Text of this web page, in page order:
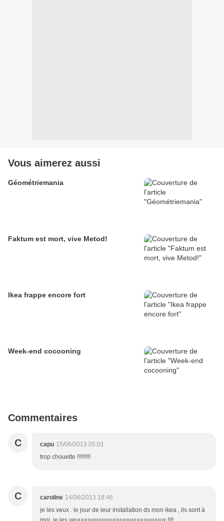
Vous aimerez aussi
Géométriemania
Faktum est mort, vive Metod!
Ikea frappe encore fort
Week-end cocooning
Commentaires
C capu 15/06/2013 05:01
trop chouette !!!!!!!!!
C caroline 14/06/2013 18:46
je les veux . le jour de leur installation ds mon ikea , ils sont à